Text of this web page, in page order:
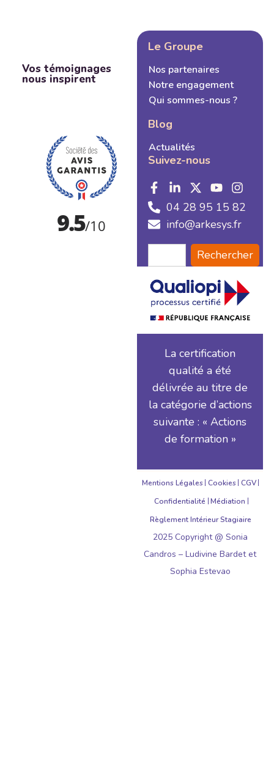
Vos témoignages
nous inspirent
Le Groupe
Nos partenaires
Notre engagement
Qui sommes-nous ?
Blog
Actualités
Suivez-nous
04 28 95 15 82
info@arkesys.fr
Rechercher
La certification
qualité a été
délivrée au titre de
la catégorie d’actions
suivante : « Actions
de formation »
Mentions Légales Cookies CGV
Confidentialité Médiation
Règlement Intérieur Stagiaire
2025 Copyright @ Sonia
Candros – Ludivine Bardet et
Sophia Estevao